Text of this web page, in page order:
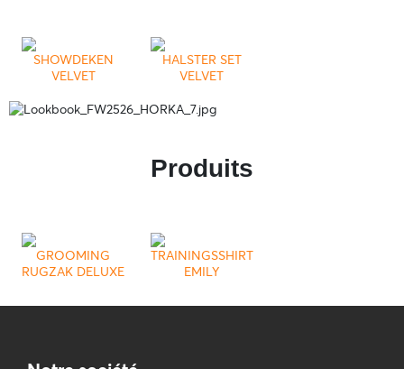
SHOWDEKEN
VELVET
HALSTER SET
VELVET
Produits
GROOMING
RUGZAK DELUXE
TRAININGSSHIRT
EMILY